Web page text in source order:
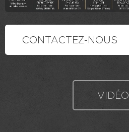
CONTACTEZ-NOUS
VIDÉO